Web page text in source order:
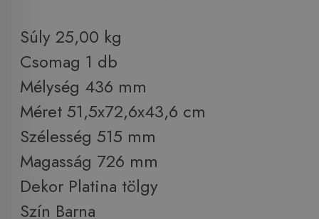
Súly 25,00 kg
Csomag 1 db
Mélység 436 mm
Méret 51,5x72,6x43,6 cm
Szélesség 515 mm
Magasság 726 mm
Dekor Platina tölgy
Szín Barna